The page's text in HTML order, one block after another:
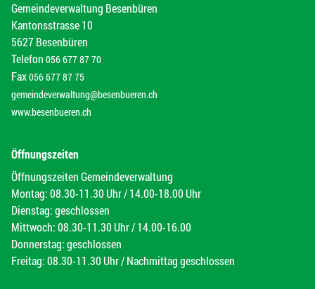
Gemeindeverwaltung Besenbüren
Kantonsstrasse 10
5627 Besenbüren
Telefon 056 677 87 70
Fax056 677 87 75
gemeindeverwaltung@besenbueren.ch
www.besenbueren.ch
Öffnungszeiten
Öffnungszeiten Gemeindeverwaltung
Montag: 08.30-11.30 Uhr / 14.00-18.00 Uhr
Dienstag: geschlossen
Mittwoch: 08.30-11.30 Uhr / 14.00-16.00
Donnerstag: geschlossen
Freitag: 08.30-11.30 Uhr / Nachmittag geschlossen